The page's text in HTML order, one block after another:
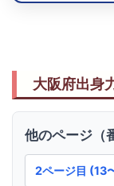
大阪府出身
他のページ（
2ページ目 (13